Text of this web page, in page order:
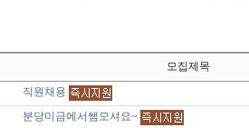
모집제목
직원채용
분당미금에서쌤모셔요~